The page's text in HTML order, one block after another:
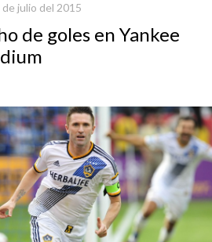
de julio del 2015
de goles en Yankee